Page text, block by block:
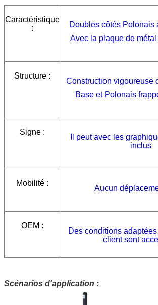
Caractéristique
:
Doubles côtés Polonais
Avec la plaque de
Structure :
Construction vigoureuse
Base et Polonais
Signe :
Il peut avec les
inclus
Mobilité :
Aucun
OEM :
Des conditions
client sont
Scénarios d'application :